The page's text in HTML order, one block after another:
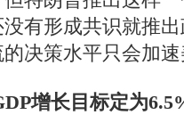
住铁杆票源，你
我们所知，美国高